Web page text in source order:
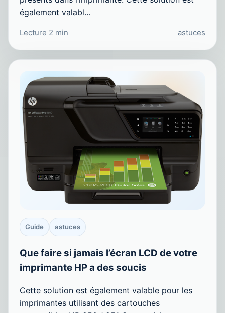
également valabl…
Lecture 2 min astuces
Guide astuces
Que faire si jamais l’écran LCD de votre
imprimante HP a des soucis
Cette solution est également valable pour les
imprimantes utilisant des cartouches